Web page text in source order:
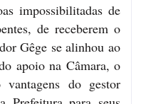
impossibilitadas de
de receberem o
Gêge se alinhou ao
apoio na Câmara, o
vantagens do gestor